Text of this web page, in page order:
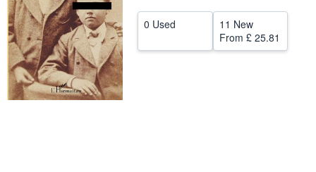
CLOSE
0 Used
11 New
From £ 25.81